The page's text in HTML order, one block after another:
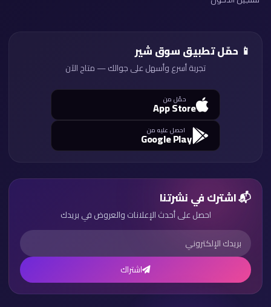
📱 حمّل تطبيق سوق شير
تجربة أسرع وأسهل على جوالك — متاح الآن
حمّل من
App Store
احصل عليه من
Google Play
📬 اشترك في نشرتنا
احصل على أحدث الإعلانات والعروض في بريدك
اشتراك